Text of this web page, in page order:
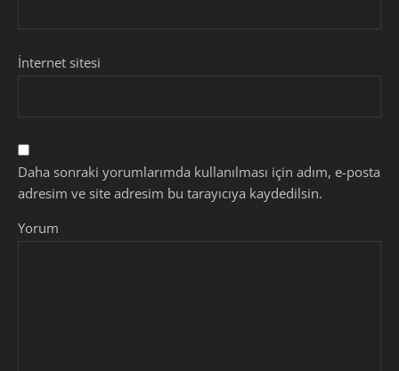
İnternet sitesi
Daha sonraki yorumlarımda kullanılması için adım, e-posta
adresim ve site adresim bu tarayıcıya kaydedilsin.
Yorum